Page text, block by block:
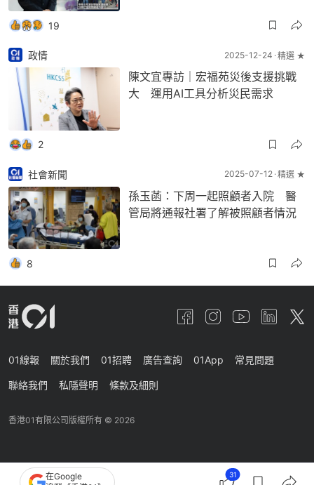
19
政情 2025-12-24 精選 ★
陳文宜專訪｜宏福苑災後支援挑戰
大 運用AI工具分析災民需求
2
社會新聞 2025-07-12 精選 ★
孫玉菡：下周一起照顧者入院 醫
管局將通報社署了解被照顧者情況
8
在Google
31
01線報 關於我們 01招聘 廣告查詢 01App 常見問題
聯絡我們 私隱聲明 條款及細則
香港01有限公司版權所有 © 2026